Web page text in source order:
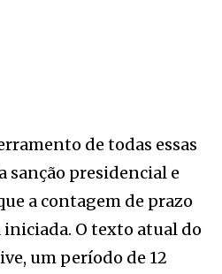
de todas essas
sanção presidencial e
a contagem de prazo
iniciada. O texto atual do
um período de 12